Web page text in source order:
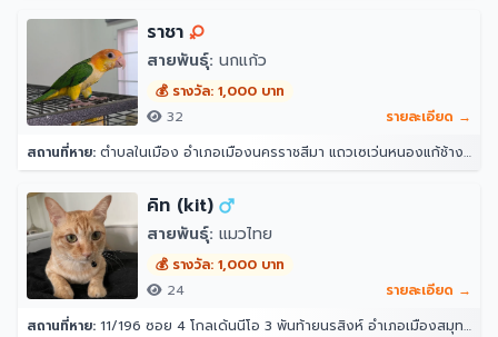
ราชา
สายพันธุ์: นกแก้ว
💰 รางวัล: 1,000 บาท
32
รายละเอียด →
สถานที่หาย: ตำบลในเมือง อำเภอเมืองนครราชสีมา แถวเซเว่นหนองแก้ช้าง ศาลาชุมชนพานิชเจริญ นครราชสีมา 30000
คิท (kit)
สายพันธุ์: แมวไทย
💰 รางวัล: 1,000 บาท
24
รายละเอียด →
สถานที่หาย: 11/196 ซอย 4 โกลเด้นนีโอ 3 พันท้ายนรสิงห์ อำเภอเมืองสมุทรสาคร สมุทรสาคร 74000